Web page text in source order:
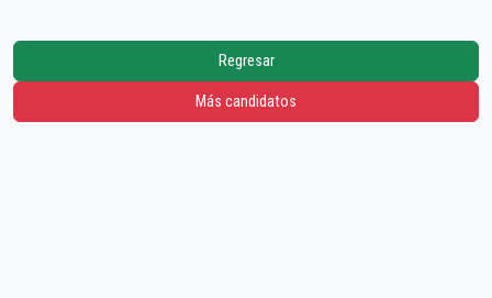
Regresar
Más candidatos